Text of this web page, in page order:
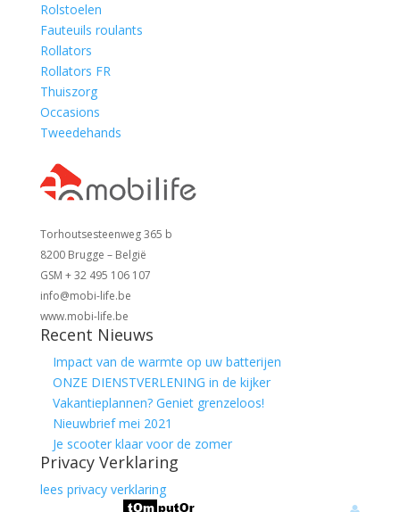
Rolstoelen
Fauteuils roulants
Rollators
Rollators FR
Thuiszorg
Occasions
Tweedehands
Torhoutsesteenweg 365 b
8200 Brugge – België
GSM + 32 495 106 107
info@mobi-life.be
www.mobi-life.be
Recent Nieuws
Impact van de warmte op uw batterijen
ONZE DIENSTVERLENING in de kijker
Vakantieplannen? Geniet grenzeloos!
Nieuwbrief mei 2021
Je scooter klaar voor de zomer
Privacy Verklaring
lees privacy verklaring